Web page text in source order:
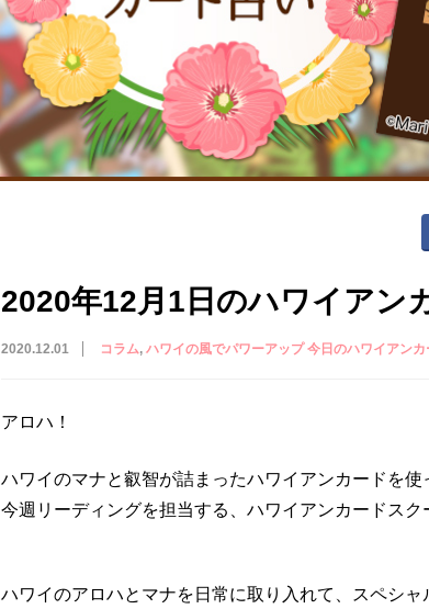
2020年12月1日のハワイアン
2020.12.01 コラム ハワイの風でパワーアップ 今日のハワイアン
アロハ！
ハワイのマナと叡智が詰まったハワイアンカードを使
今週リーディングを担当する、ハワイアンカードスク
ハワイのアロハとマナを日常に取り入れて、スペシ